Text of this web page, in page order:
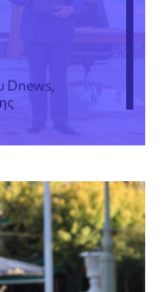
Dnews,